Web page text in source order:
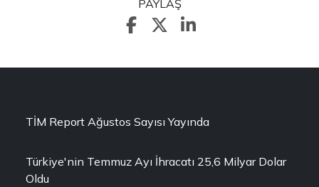
PAYLAŞ
TİM Report Ağustos Sayısı Yayında
Türkiye'nin Temmuz Ayı İhracatı 25,6 Milyar Dolar
Oldu